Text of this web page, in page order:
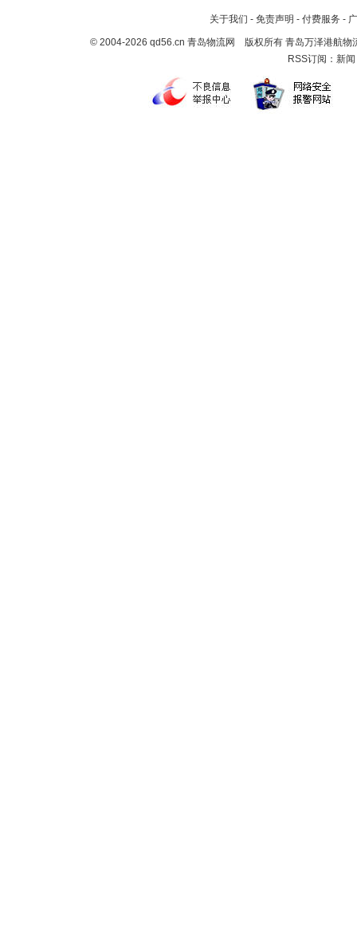
关于我们 - 免责声明 - 付费服务 -
© 2004-2026 qd56.cn 青岛物流网 版权所有 青岛万泽港航物
RSS订阅： 新闻